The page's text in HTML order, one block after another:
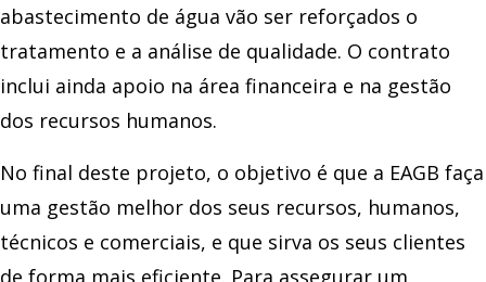
abastecimento de água vão ser reforçados o
tratamento e a análise de qualidade. O contrato
inclui ainda apoio na área financeira e na gestão
dos recursos humanos.
No final deste projeto, o objetivo é que a EAGB faça
uma gestão melhor dos seus recursos, humanos,
técnicos e comerciais, e que sirva os seus clientes
de forma mais eficiente. Para assegurar um